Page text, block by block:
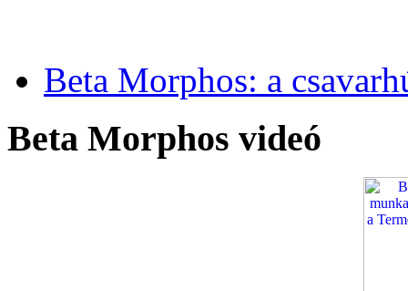
Beta Morphos: a
Beta Morphos videó